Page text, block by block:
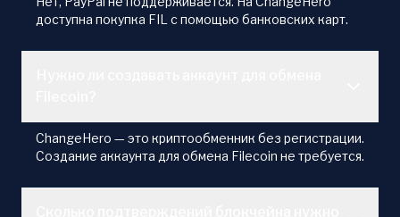
доступна покупка FIL с помощью банковских карт.
ChangeHero — это криптообменник без регистрации.
Создание аккаунта для обмена Filecoin не требуется.